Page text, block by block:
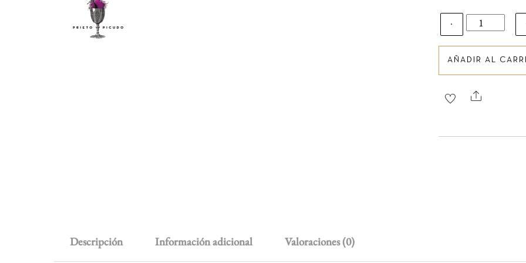
−
Pack
Prieto
Picudo
Tinto
cantidad
AÑADIR AL
Share
Descripción Información adicional Valoraciones (0)